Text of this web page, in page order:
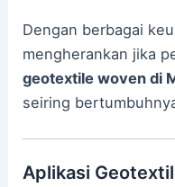
Dengan berbagai
mengherankan jika
geotextile woven di
seiring
Aplikasi